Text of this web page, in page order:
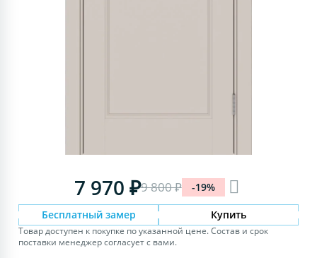
7 970 ₽9 800 ₽ -19%
Бесплатный замер Купить
Товар доступен к покупке по указанной цене. Состав и срок
поставки менеджер согласует с вами.